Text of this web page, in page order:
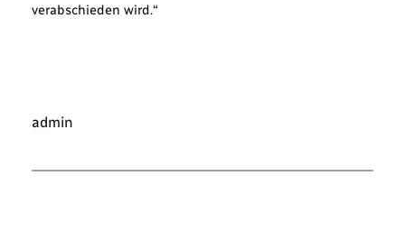
verabschieden wird.“
admin